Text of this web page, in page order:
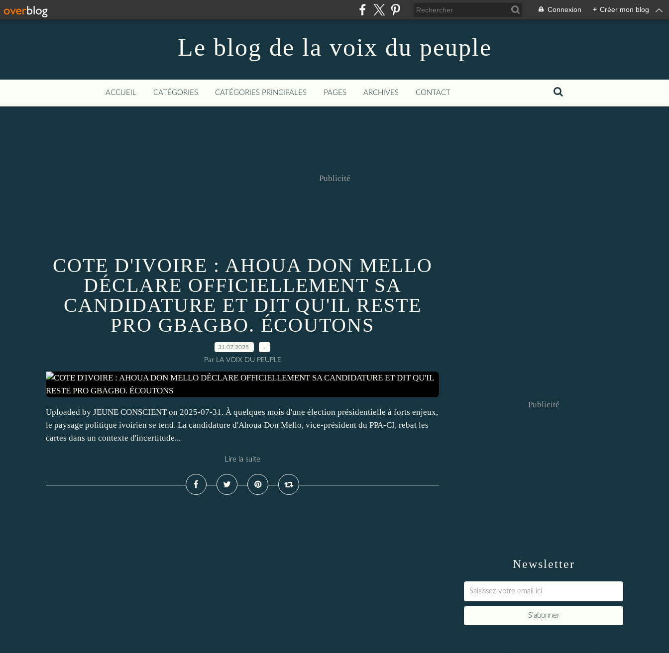
Connexion + Créer mon blog
Le blog de la voix du peuple
ACCUEIL CATÉGORIES CATÉGORIES PRINCIPALES PAGES ARCHIVES CONTACT
Publicité
COTE D'IVOIRE : AHOUA DON MELLO
DÉCLARE OFFICIELLEMENT SA
CANDIDATURE ET DIT QU'IL RESTE
PRO GBAGBO. ÉCOUTONS
31.07.2025
Par LA VOIX DU PEUPLE
Uploaded by JEUNE CONSCIENT on 2025-07-31. À quelques mois d'une élection présidentielle à forts enjeux,
le paysage politique ivoirien se tend. La candidature d'Ahoua Don Mello, vice-président du PPA-CI, rebat les
cartes dans un contexte d'incertitude...
Lire la suite
Newsletter
Publicité